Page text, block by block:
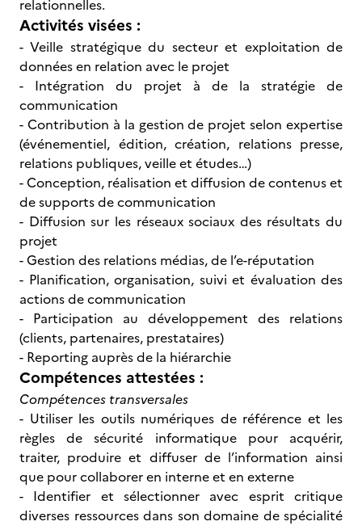
relationnelles.
Activités visées :
- Veille stratégique du secteur et exploitation de
données en relation avec le projet
- Intégration du projet à de la stratégie de
communication
- Contribution à la gestion de projet selon expertise
(événementiel, édition, création, relations presse,
relations publiques, veille et études…)
- Conception, réalisation et diffusion de contenus et
de supports de communication
- Diffusion sur les réseaux sociaux des résultats du
projet
- Gestion des relations médias, de l’e-réputation
- Planification, organisation, suivi et évaluation des
actions de communication
- Participation au développement des relations
(clients, partenaires, prestataires)
- Reporting auprès de la hiérarchie
Compétences attestées :
Compétences transversales
- Utiliser les outils numériques de référence et les
règles de sécurité informatique pour acquérir,
traiter, produire et diffuser de l’information ainsi
que pour collaborer en interne et en externe
- Identifier et sélectionner avec esprit critique
diverses ressources dans son domaine de spécialité